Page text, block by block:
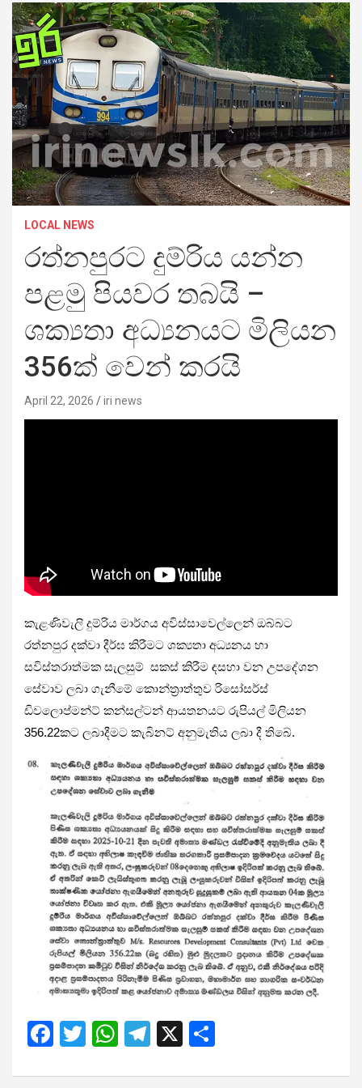
LOCAL NEWS
රත්නපුරට දුම්රිය යන්න
පළමු පියවර තබයි –
ශක්‍යතා අධ්‍යනයට මිලියන
356ක් වෙන් කරයි
April 22, 2026 iri news
කැළණිවැලි දුම්රිය මාර්ගය අවිස්සාවෙල්ලෙන් ඔබ්බට
රත්නපුර දක්වා දීර්ඝ කිරීමට ශක්‍යතා අධ්‍යනය හා
සවිස්තරාත්මක සැලසුම් සකස් කිරීම ඳසහා වන උපදේශන
සේවාව ලබා ගැනීමේ කොන්ත්‍රාත්තුව රිසෝසර්ස්
ඩිවලොප්මන්ට් කන්සල්ටන් ආයතනයට රුපියල් මිලියන
356.22කට ලබාදීමට කැබිනට් අනුමැතිය ලබා දී තිබේ.
F
T
W T
X